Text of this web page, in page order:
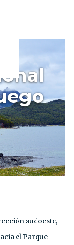
sudoeste,
el Parque